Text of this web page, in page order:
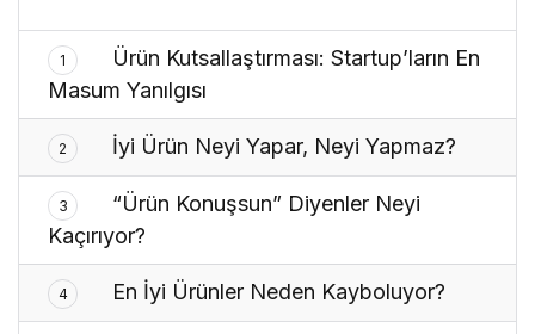
1
Ürün Kutsallaştırması: Startup’ların En
Masum Yanılgısı
2 İyi Ürün Neyi Yapar, Neyi Yapmaz?
3
“Ürün Konuşsun” Diyenler Neyi
Kaçırıyor?
4 En İyi Ürünler Neden Kayboluyor?